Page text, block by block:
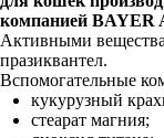
компанией BAYER
Активными
празиквантел.
Вспомогательные
кукурузный
стеарат магния;